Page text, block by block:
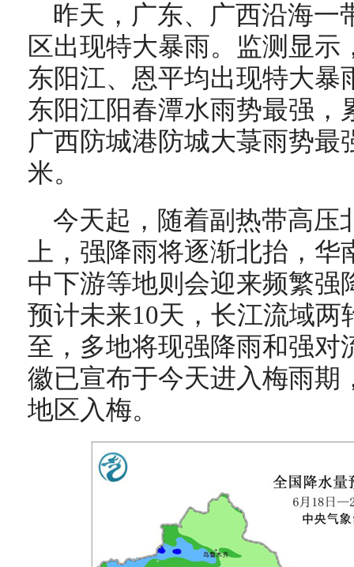
昨天，广东、广西沿海一
区出现特大暴雨。监测显示
东阳江、恩平均出现特大暴
东阳江阳春潭水雨势最强，
广西防城港防城大菉雨势最
米。
今天起，随着副热带高压
上，强降雨将逐渐北抬，
中下游等地则会迎来频繁强
预计未来10天，长江流域
至，多地将现强降雨和强对
徽已宣布于今天进入梅雨期
地区入梅。